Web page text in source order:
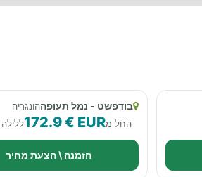
בודפשט - נמל תעופההונגריה
החל מ172.9 € EURללילה
הזמנה \ הצעת מחיר